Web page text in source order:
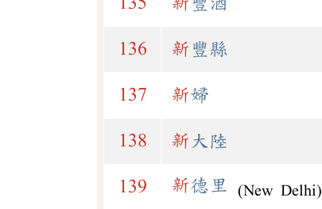
136 新 豐縣
137 新婦
138 新 大陸
139 新德里 (New Delhi)